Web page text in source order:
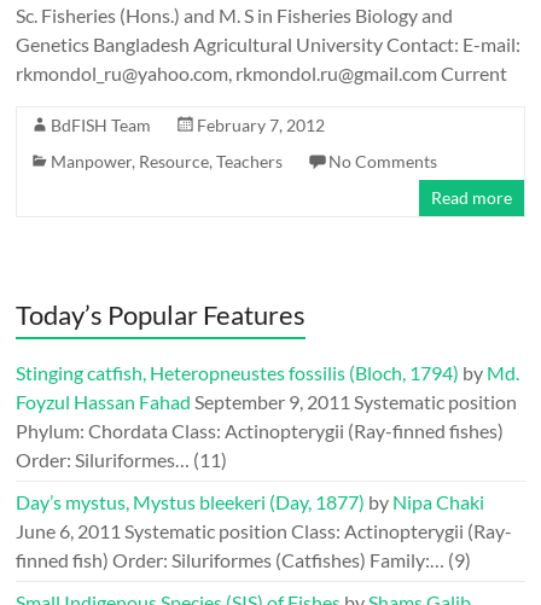
Sc. Fisheries (Hons.) and M. S in Fisheries Biology and
Genetics Bangladesh Agricultural University Contact: E-mail:
rkmondol_ru@yahoo.com, rkmondol.ru@gmail.com Current
BdFISH Team
February 7, 2012
Manpower, Resource,Teachers
No Comments
Read more
Today’s Popular Features
Stinging catfish, Heteropneustes fossilis (Bloch, 1794) by Md.
Foyzul Hassan Fahad September 9, 2011 Systematic position
Phylum: Chordata Class: Actinopterygii (Ray-finned fishes)
Order: Siluriformes… (11)
Day’s mystus, Mystus bleekeri (Day, 1877) by Nipa Chaki
June 6, 2011 Systematic position Class: Actinopterygii (Ray-
finned fish) Order: Siluriformes (Catfishes) Family:… (9)